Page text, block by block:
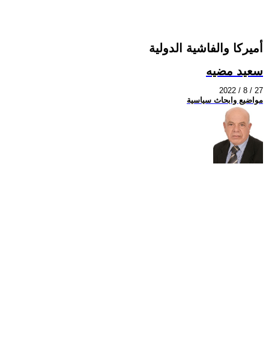
أميركا والفاشية الدولية
سعيد مضيه
2022 / 8 / 27
مواضيع وابحاث سياسية